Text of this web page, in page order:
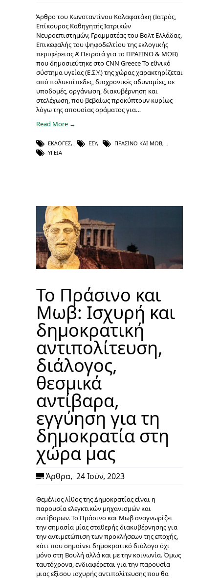
Άρθρο του Κωνσταντίνου Καλαφατάκη (Ιατρός,
Επίκουρος Καθηγητής Ιατρικών
Νευροεπιστημών, Γραμματέας του Βολτ Ελλάδας,
Επικεφαλής του ψηφοδελτίου της εκλογικής
περιφέρειας Α’ Πειραιά για το ΠΡΑΣΙΝΟ & ΜΩΒ)
που δημοσιεύτηκε στο CNN Greece Το εθνικό
σύστημα υγείας (Ε.Σ.Υ.) της χώρας χαρακτηρίζεται
από πολυεπίπεδες, διαχρονικές αδυναμίες, σε
υποδομές, οργάνωση, διακυβέρνηση και
στελέχωση, που βεβαίως προκύπτουν κυρίως
λόγω της απουσίας οράματος για…
Read More →
ΕΚΛΟΓΈΣ, ΕΣΥ, ΠΡΑΣΙΝΟ ΚΑΙ ΜΩΒ,
ΥΓΕΊΑ
Το Πράσινο και
Μωβ: Ισχυρή και
δημοκρατική
αντιπολίτευση,
διάλογος,
θεσμικά
αντίβαρα,
εγγύηση για τη
δημοκρατία στη
χώρα μας
Άρθρα, 24 Ιούν, 2023
Θεμέλιος λίθος της Δημοκρατίας είναι η
παρουσία ελεγκτικών μηχανισμών και
αντίβαρων. Το Πράσινο και Μωβ αναγνωρίζει
την σημασία μίας σταθερής διακυβέρνησης για
την αντιμετώπιση των προκλήσεων της εποχής,
κάτι που σημαίνει δημοκρατικό διάλογο όχι
μόνο στη Βουλή αλλά και με την κοινωνία. Όμως
ταυτόχρονα, ενδιαφέρεται για την παρουσία
μιας εξίσου ισχυρής αντιπολίτευσης που θα